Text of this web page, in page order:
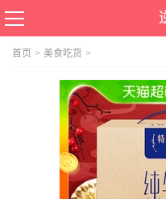
首页 > 美食吃货 >